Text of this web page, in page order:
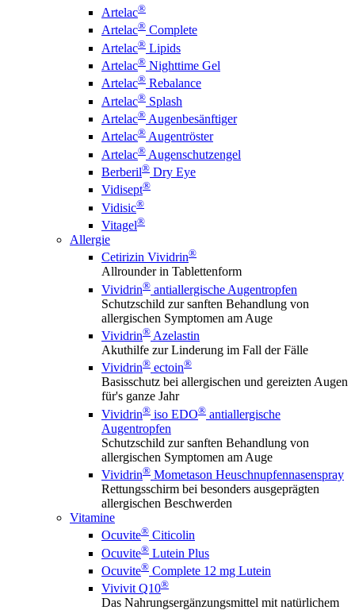
Artelac®
Artelac® Complete
Artelac® Lipids
Artelac® Nighttime Gel
Artelac® Rebalance
Artelac® Splash
Artelac® Augenbesänftiger
Artelac® Augentröster
Artelac® Augenschutzengel
Berberil® Dry Eye
Vidisept®
Vidisic®
Vitagel®
Allergie
Cetirizin Vividrin®
Allrounder in Tablettenform
Vividrin® antiallergische Augentropfen
Schutzschild zur sanften Behandlung von
allergischen Symptomen am Auge
Vividrin® Azelastin
Akuthilfe zur Linderung im Fall der Fälle
Vividrin® ectoin®
Basisschutz bei allergischen und gereizten Augen
für's ganze Jahr
Vividrin® iso EDO® antiallergische
Augentropfen
Schutzschild zur sanften Behandlung von
allergischen Symptomen am Auge
Vividrin® Mometason Heuschnupfennasenspray
Rettungsschirm bei besonders ausgeprägten
allergischen Beschwerden
Vitamine
Ocuvite® Citicolin
Ocuvite® Lutein Plus
Ocuvite® Complete 12 mg Lutein
Vivivit Q10®
Das Nahrungsergänzungsmittel mit natürlichem